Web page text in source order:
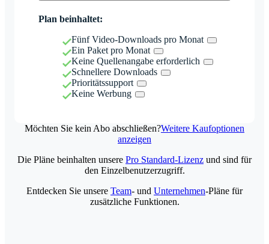
Plan beinhaltet:
Fünf Video-Downloads pro Monat
Ein Paket pro Monat
Keine Quellenangabe erforderlich
Schnellere Downloads
Prioritätssupport
Keine Werbung
Möchten Sie kein Abo abschließen?Weitere Kaufoptionen
anzeigen
Die Pläne beinhalten unsere Pro Standard-Lizenz und sind für
den Einzelbenutzerzugriff.
Entdecken Sie unsere Team- und Unternehmen-Pläne für
zusätzliche Funktionen.